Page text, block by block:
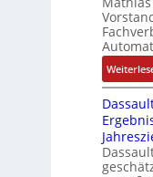
d
A
n
l
a
g
e
n
b
a